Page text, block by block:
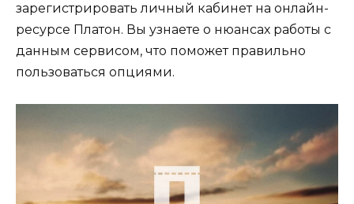
зарегистрировать личный кабинет на онлайн-
ресурсе Платон. Вы узнаете о нюансах работы с
данным сервисом, что поможет правильно
пользоваться опциями.